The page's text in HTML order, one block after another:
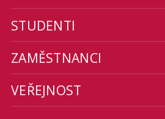
STUDENTI
ZAMĚSTNANCI
VEŘEJNOST